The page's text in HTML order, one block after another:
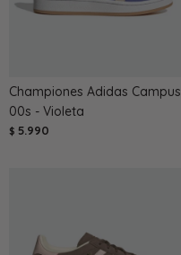
Championes Adidas Campus
00s - Violeta
$ 5.990